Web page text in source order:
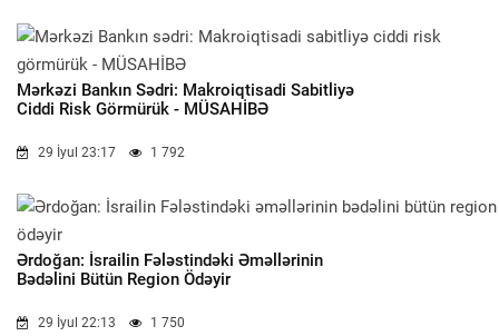
Mərkəzi Bankın Sədri: Makroiqtisadi Sabitliyə
Ciddi Risk Görmürük - MÜSAHİBƏ
29 İyul 23:17 1 792
Ərdoğan: İsrailin Fələstindəki Əməllərinin
Bədəlini Bütün Region Ödəyir
29 İyul 22:13 1 750